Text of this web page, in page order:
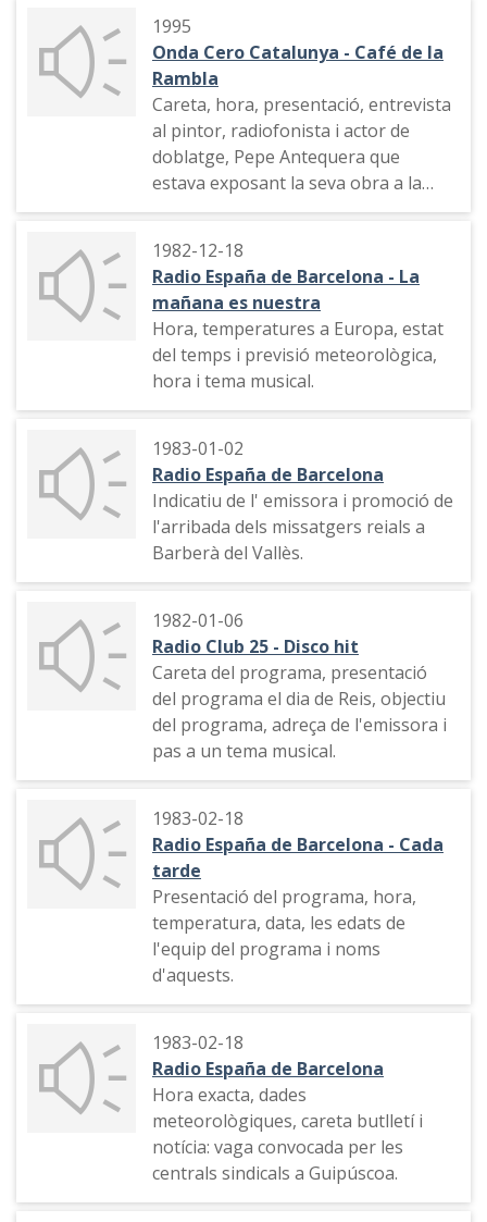
1995
Onda Cero Catalunya - Café de la
Rambla
Careta, hora, presentació, entrevista
al pintor, radiofonista i actor de
doblatge, Pepe Antequera que
estava exposant la seva obra a la
Galería de Arte Chrysler, de
1982-12-18
Radio España de Barcelona - La
mañana es nuestra
Hora, temperatures a Europa, estat
del temps i previsió meteorològica,
hora i tema musical.
1983-01-02
Radio España de Barcelona
Indicatiu de l' emissora i promoció de
l'arribada dels missatgers reials a
Barberà del Vallès.
1982-01-06
Radio Club 25 - Disco hit
Careta del programa, presentació
del programa el dia de Reis, objectiu
del programa, adreça de l'emissora i
pas a un tema musical.
1983-02-18
Radio España de Barcelona - Cada
tarde
Presentació del programa, hora,
temperatura, data, les edats de
l'equip del programa i noms
d'aquests.
1983-02-18
Radio España de Barcelona
Hora exacta, dades
meteorològiques, careta butlletí i
notícia: vaga convocada per les
centrals sindicals a Guipúscoa.